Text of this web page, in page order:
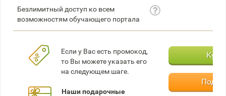
Если у Вас есть промокод,
то Вы можете указать его
на следующем шаге.
Наши подарочные
Безлимитный доступ ко всем
возможностям обучающего портала